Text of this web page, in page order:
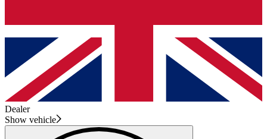
Dealer
Show vehicle